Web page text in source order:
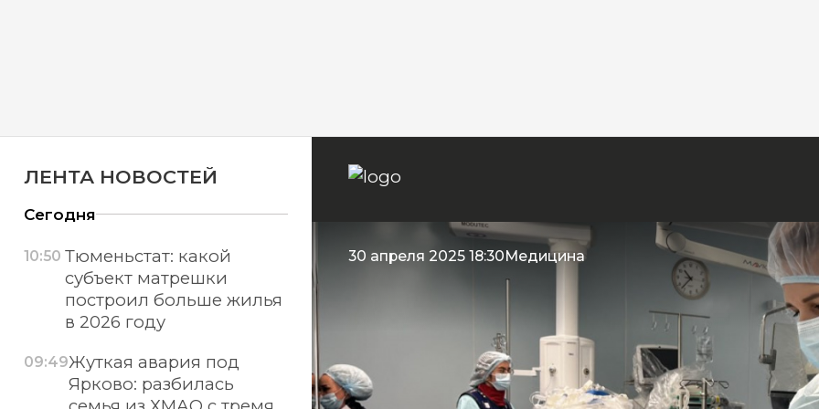
30 апреля 2025 18:30 Медицина
ЛЕНТА НОВОСТЕЙ
Сегодня
10:50 Тюменьстат: какой
субъект матрешки
построил больше жилья
в 2026 году
09:49Жуткая авария под
Ярково: разбилась